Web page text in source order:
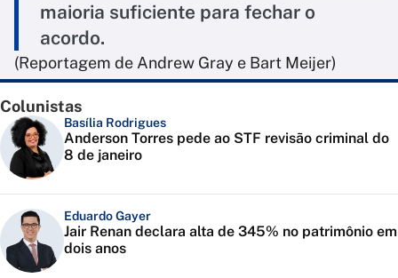
maioria suficiente para fechar o
acordo.
(Reportagem de Andrew Gray e Bart Meijer)
Colunistas
Basília Rodrigues
Anderson Torres pede ao STF revisão criminal do
8 de janeiro
Eduardo Gayer
Jair Renan declara alta de 345% no patrimônio em
dois anos